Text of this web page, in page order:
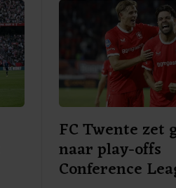
FC Twente zet
naar play-offs
Conference